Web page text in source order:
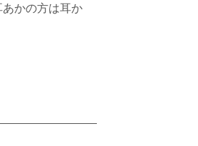
かの方は耳か